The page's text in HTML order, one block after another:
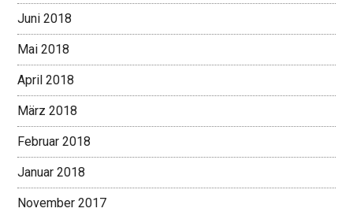
Juni 2018
Mai 2018
April 2018
März 2018
Februar 2018
Januar 2018
November 2017